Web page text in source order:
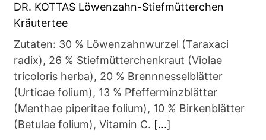
DR. KOTTAS Löwenzahn-Stiefmütterchen
Kräutertee
Zutaten: 30 % Löwenzahnwurzel (Taraxaci
radix), 26 % Stiefmütterchenkraut (Violae
tricoloris herba), 20 % Brennnesselblätter
(Urticae folium), 13 % Pfefferminzblätter
(Menthae piperitae folium), 10 % Birkenblätter
(Betulae folium), Vitamin C. [...]